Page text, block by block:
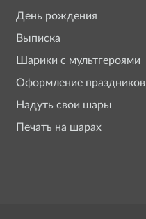
День рождения
Выписка
Шарики с мультгероями
Оформление праздников
Надуть свои шары
Печать на шарах